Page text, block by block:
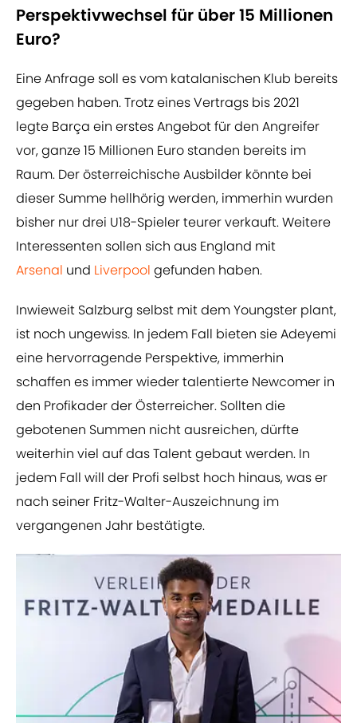
Perspektivwechsel für über 15 Millionen
Euro?
Eine Anfrage soll es vom katalanischen Klub bereits
gegeben haben. Trotz eines Vertrags bis 2021
legte Barça ein erstes Angebot für den Angreifer
vor, ganze 15 Millionen Euro standen bereits im
Raum. Der österreichische Ausbilder könnte bei
dieser Summe​ hellhörig werden, immerhin wurden
bisher nur drei U18-Spieler teurer verkauft. Weitere
Interessenten sollen sich aus England mit
Arsenal und ​Liverpool gefunden haben.
Inwieweit Salzburg selbst mit dem Youngster plant,
ist noch ungewiss. In jedem Fall bieten sie Adeyemi
eine hervorragende Perspektive, immerhin
schaffen es immer wieder talentierte Newcomer in
den Profikader der Österreicher. Sollten die
gebotenen Summen nicht ausreichen, dürfte
weiterhin viel auf das Talent gebaut werden. In
jedem Fall will der Profi selbst hoch hinaus, was er
nach seiner Fritz-Walter-Auszeichnung im
vergangenen Jahr bestätigte.